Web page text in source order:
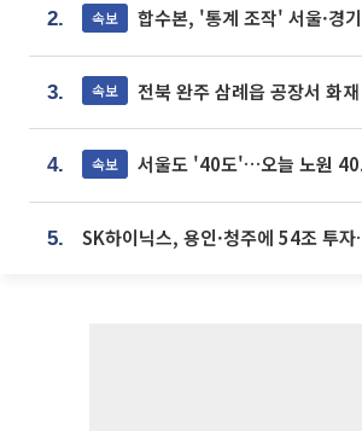
2. 속보 합수본, '통계 조작' 서울·경기·충북 선관위
3. 속보 전북 완주 삼례읍 공장서 화
4. 속보 서울도 '40도'…오늘 노원
5.